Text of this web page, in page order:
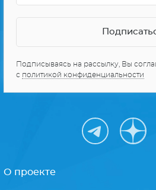
Подписываясь на рассылку, Вы
с политикой конфиденциальности
О проекте